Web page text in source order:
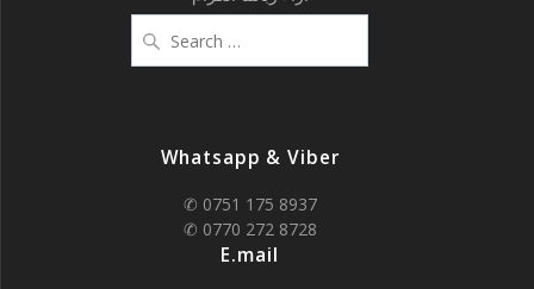
for:
Whatsapp & Viber
✆ 0751 175 8937
✆ 0770 272 8728
E.mail